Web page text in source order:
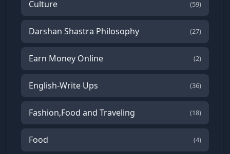
Culture (59)
Darshan Shastra Philosophy (27)
Earn Money Online (2)
English-Write Ups (36)
Fashion,Food and Traveling (18)
Food (4)